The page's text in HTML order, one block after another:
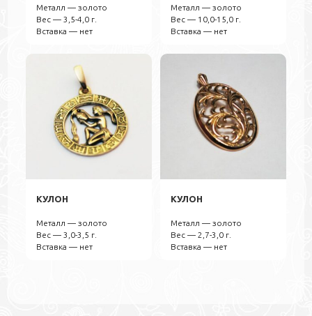
Металл — золото
Вес — 3,5-4,0 г.
Вставка — нет
Металл — золото
Вес — 10,0-15,0 г.
Вставка — нет
КУЛОН
Металл — золото
Вес — 3,0-3,5 г.
Вставка — нет
КУЛОН
Металл — золото
Вес — 2,7-3,0 г.
Вставка — нет